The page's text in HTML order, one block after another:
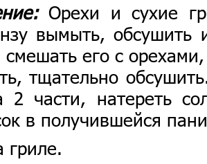
Орехи и сухие
вымыть, обсушить
смешать его с
тщательно
2 части, натереть
в получившейся
гриле.